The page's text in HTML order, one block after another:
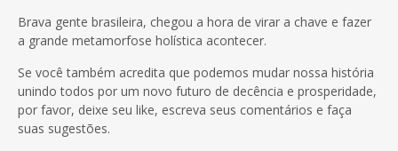
Brava gente brasileira, chegou a hora de virar a chave e fazer
a grande metamorfose holística acontecer.
Se você também acredita que podemos mudar nossa história
unindo todos por um novo futuro de decência e prosperidade,
por favor, deixe seu like, escreva seus comentários e faça
suas sugestões.